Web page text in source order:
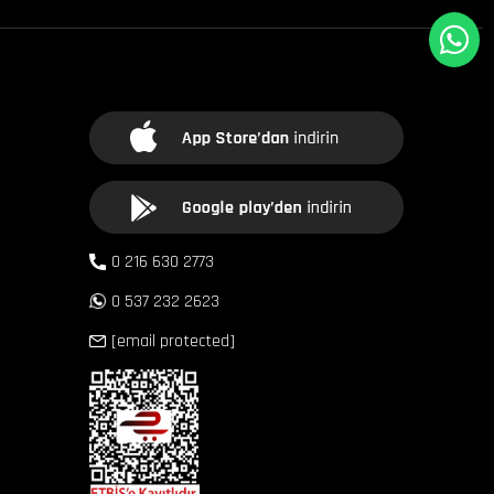
0 216 630 2773
0 537 232 2623
[email protected]